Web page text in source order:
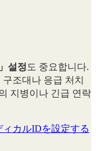
설정 도 중요합니다.
조대나 응급 처치
지병이나 긴급 연락
ィカルIDを設定する